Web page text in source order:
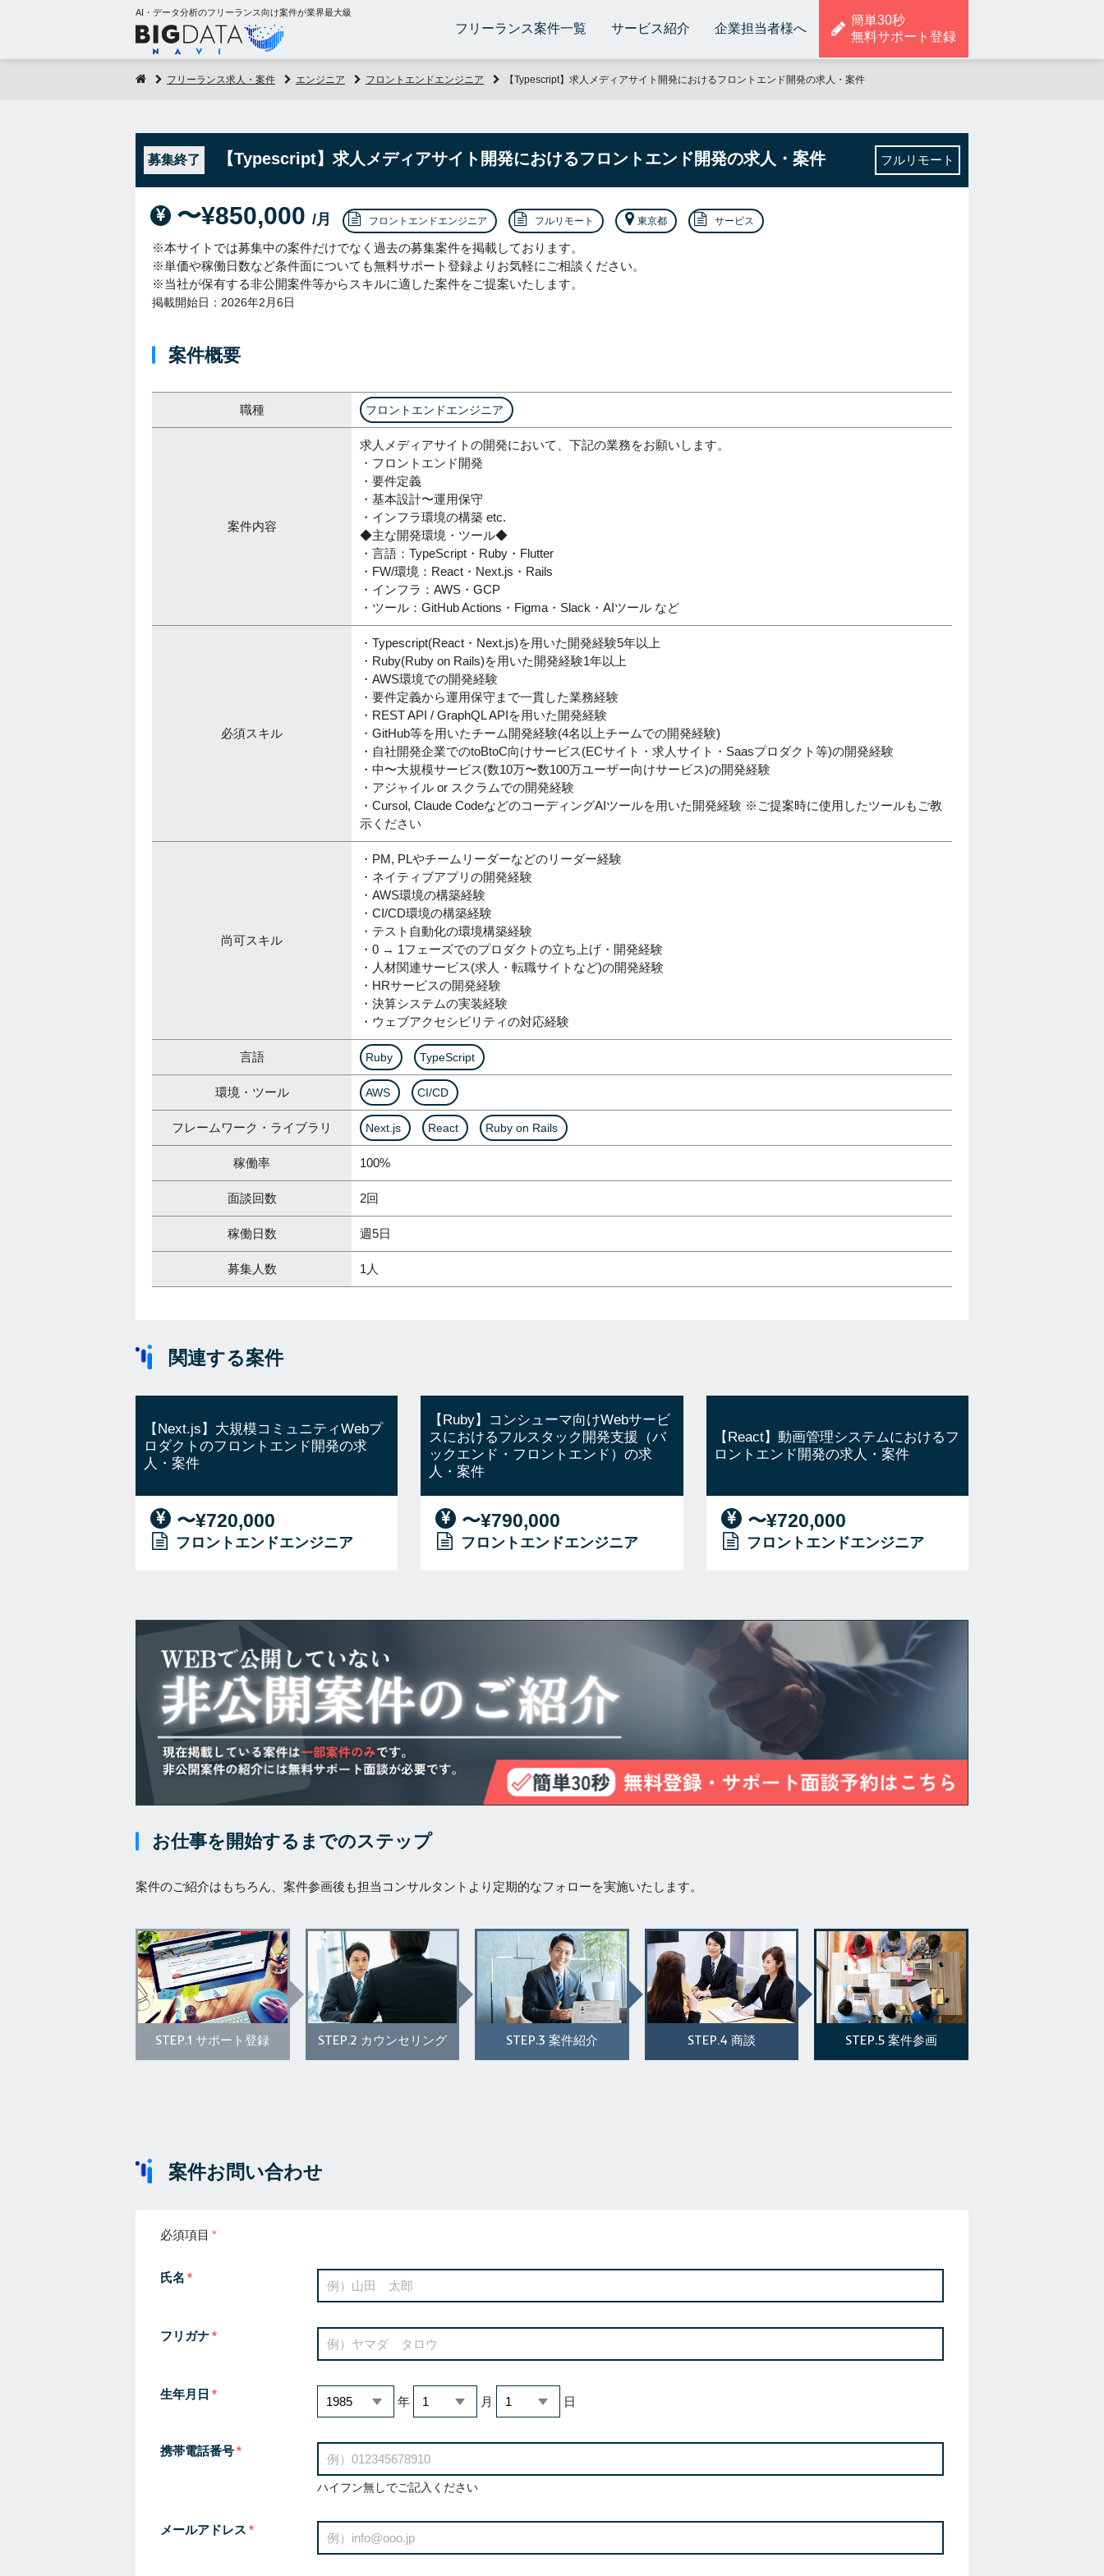
AI・データ分析のフリーランス向け案件が業界最大級
フリーランス案件一覧 サービス紹介 企業担当者様へ
簡単30秒
無料サポート登録
フリーランス求人・案件 エンジニア フロントエンドエンジニア 【Typescript】求人メディアサイト開発におけるフロントエンド開発の求人・案件
募集終了 【Typescript】求人メディアサイト開発におけるフロントエンド開発の求人・案件 フルリモート
〜¥850,000 /月 フロントエンドエンジニア フルリモート 東京都 サービス
※本サイトでは募集中の案件だけでなく過去の募集案件を掲載しております。
※単価や稼働日数など条件面についても無料サポート登録よりお気軽にご相談ください。
※当社が保有する非公開案件等からスキルに適した案件をご提案いたします。
掲載開始日：2026年2月6日
案件概要
職種 フロントエンドエンジニア
案件内容
求人メディアサイトの開発において、下記の業務をお願いします。
・フロントエンド開発
・要件定義
・基本設計〜運用保守
・インフラ環境の構築 etc.
◆主な開発環境・ツール◆
・言語：TypeScript・Ruby・Flutter
・FW/環境：React・Next.js・Rails
・インフラ：AWS・GCP
・ツール：GitHub Actions・Figma・Slack・AIツール など
必須スキル
・Typescript(React・Next.js)を用いた開発経験5年以上
・Ruby(Ruby on Rails)を用いた開発経験1年以上
・AWS環境での開発経験
・要件定義から運用保守まで一貫した業務経験
・REST API / GraphQL APIを用いた開発経験
・GitHub等を用いたチーム開発経験(4名以上チームでの開発経験)
・自社開発企業でのtoBtoC向けサービス(ECサイト・求人サイト・Saasプロダクト等)の開発経験
・中〜大規模サービス(数10万〜数100万ユーザー向けサービス)の開発経験
・アジャイル or スクラムでの開発経験
・Cursol, Claude CodeなどのコーディングAIツールを用いた開発経験 ※ご提案時に使用したツールもご教
示ください
尚可スキル
・PM, PLやチームリーダーなどのリーダー経験
・ネイティブアプリの開発経験
・AWS環境の構築経験
・CI/CD環境の構築経験
・テスト自動化の環境構築経験
・0 → 1フェーズでのプロダクトの立ち上げ・開発経験
・人材関連サービス(求人・転職サイトなど)の開発経験
・HRサービスの開発経験
・決算システムの実装経験
・ウェブアクセシビリティの対応経験
言語 Ruby TypeScript
環境・ツール AWS CI/CD
フレームワーク・ライブラリ Next.js React Ruby on Rails
稼働率 100%
面談回数 2回
稼働日数 週5日
募集人数 1人
関連する案件
【Next.js】大規模コミュニティWebプ
ロダクトのフロントエンド開発の求
人・案件
〜¥720,000
フロントエンドエンジニア
【Ruby】コンシューマ向けWebサービ
スにおけるフルスタック開発支援（バ
ックエンド・フロントエンド）の求
人・案件
〜¥790,000
フロントエンドエンジニア
【React】動画管理システムにおけるフ
ロントエンド開発の求人・案件
〜¥720,000
フロントエンドエンジニア
お仕事を開始するまでのステップ
案件のご紹介はもちろん、案件参画後も担当コンサルタントより定期的なフォローを実施いたします。
STEP.1 サポート登録 STEP.2 カウンセリング STEP.3 案件紹介 STEP.4 商談 STEP.5 案件参画
案件お問い合わせ
必須項目
氏名
フリガナ
生年月日
年 月 日
携帯電話番号
ハイフン無しでご記入ください
メールアドレス